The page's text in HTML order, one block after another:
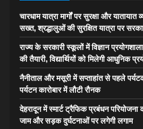
चारधाम यात्रा मार्गों पर सुरक्षा और यातायात
सख्त, श्रद्धालुओं की सुरक्षित यात्रा पर
राज्य के सरकारी स्कूलों में विज्ञान
की तैयारी, विद्यार्थियों को मिलेगी आधुनिक
नैनीताल और मसूरी में सप्ताहांत से पहले
पर्यटन कारोबार में लौटी रौनक
देहरादून में स्मार्ट ट्रैफिक प्रबंधन परियोजना
जाम और सड़क दुर्घटनाओं पर लगेगी लगाम